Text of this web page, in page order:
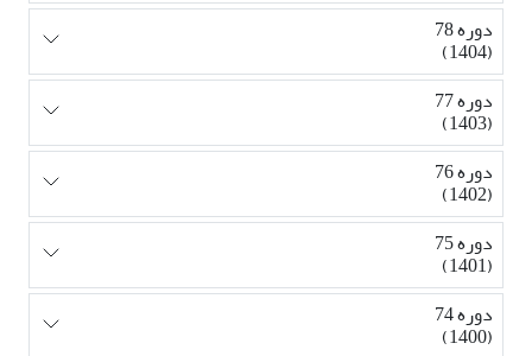
دوره 78
(1404)
دوره 77
(1403)
دوره 76
(1402)
دوره 75
(1401)
دوره 74
(1400)